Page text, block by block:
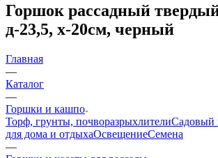
Горшок рассадный
д-23,5, х-20см, черный
Главная
—
Каталог
—
Горшки и кашпо
Торф, грунты, почворазрыхлителиСадовый
для дома и отдыхаОсвещениеСемена
—